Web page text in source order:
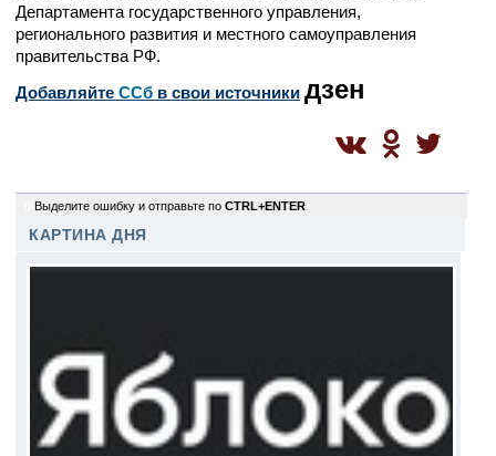
Департамента государственного управления,
регионального развития и местного самоуправления
правительства РФ.
Добавляйте CСб в свои источники дзен
Выделите ошибку и отправьте по CTRL+ENTER
КАРТИНА ДНЯ